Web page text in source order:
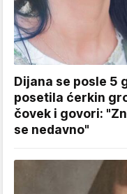
Dijana se posle 5
posetila ćerkin
čovek i govori:
se nedavno"